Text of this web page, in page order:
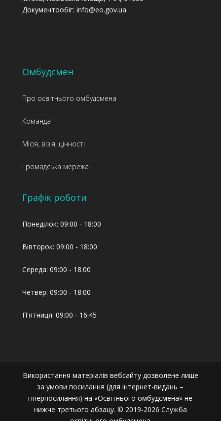
Документообіг: info@eo.gov.ua
Омбудсмен
Про освітнього омбудсмена
Команда
Місія, візія, цінності
Громадська мережа
Графік роботи
Понеділок: 09:00 - 18:00
Вівторок: 09:00 - 18:00
Середа: 09:00 - 18:00
Четвер: 09:00 - 18:00
П'ятниця: 09:00 - 16:45
Використання матеріалів вебсайту дозволене лише
за умови посилання (для інтернет-видань –
гіперпосилання) на «Освітнього омбудсмена» не
нижче третього абзацу. © 2019-2026 Служба